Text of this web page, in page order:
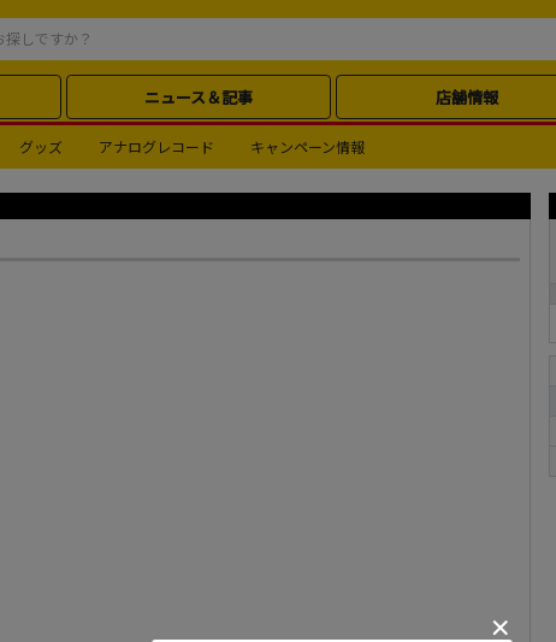
ニュース＆記事 店舗情報
グッズ アナログレコード キャンペーン情報